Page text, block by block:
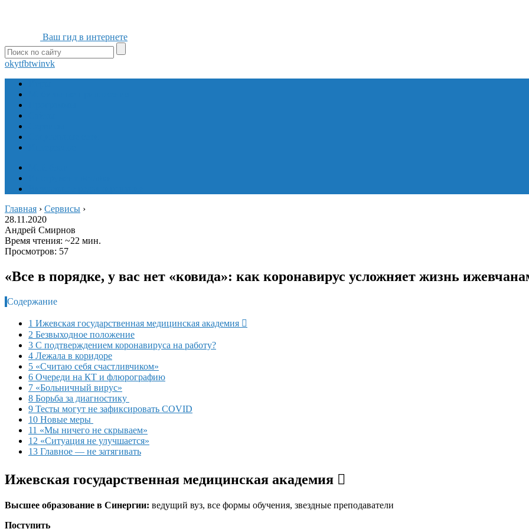
Ваш гид в интернете
okytfbtwinvk
Главная › Сервисы ›
28.11.2020
Андрей Смирнов
Время чтения: ~22 мин.
Просмотров: 57
«Все в порядке, у вас нет «ковида»: как коронавирус усложняет жизнь
Содержание
1 Ижевская государственная медицинская академия 
2 Безвыходное положение
3 С подтверждением коронавируса на работу?
4 Лежала в коридоре
5 «Считаю себя счастливчиком»
6 Очереди на КТ и флюрографию
7 «Больничный вирус»
8 Борьба за диагностику
9 Тесты могут не зафиксировать COVID
10 Новые меры
11 «Мы ничего не скрываем»
12 «Ситуация не улучшается»
13 Главное — не затягивать
Ижевская государственная медицинская академия 
Высшее образование в Синергии: ведущий вуз, все формы обучения, звездные преподаватели
Поступить